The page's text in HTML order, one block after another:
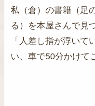
私（倉）の書籍（足
る）を本屋さんで見
「人差し指が浮いて
い、車で50分かけて